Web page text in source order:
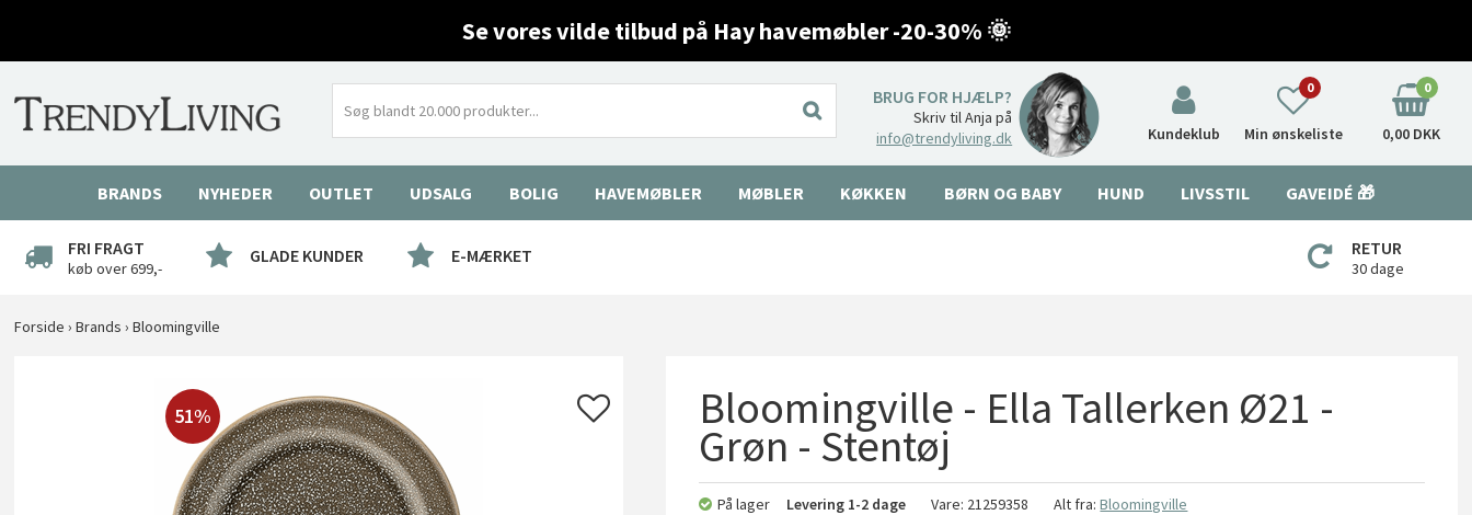
Se vores vilde tilbud på Hay havemøbler -20-30% 🌞
BRUG FOR HJÆLP?
Skriv til Anja på
info@trendyliving.dk
Kundeklub Min ønskeliste
0 0
0,00 DKK
BRANDS NYHEDER OUTLET UDSALG BOLIG HAVEMØBLER MØBLER KØKKEN BØRN OG BABY HUND LIVSSTIL GAVEIDÉ 🎁
FRI FRAGT
køb over 699,-
GLADE KUNDER E-MÆRKET RETUR
30 dage
Forside ›Brands ›Bloomingville
51% Bloomingville - Ella Tallerken Ø21 -
Grøn - Stentøj
På lager Levering 1-2 dage Vare: 21259358 Alt fra:Bloomingville